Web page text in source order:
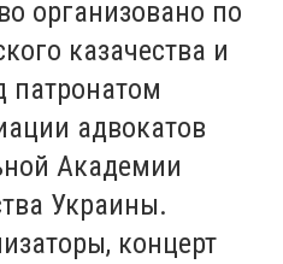
организовано по
казачества и
патронатом
адвокатов
Академии
Украины.
концерт